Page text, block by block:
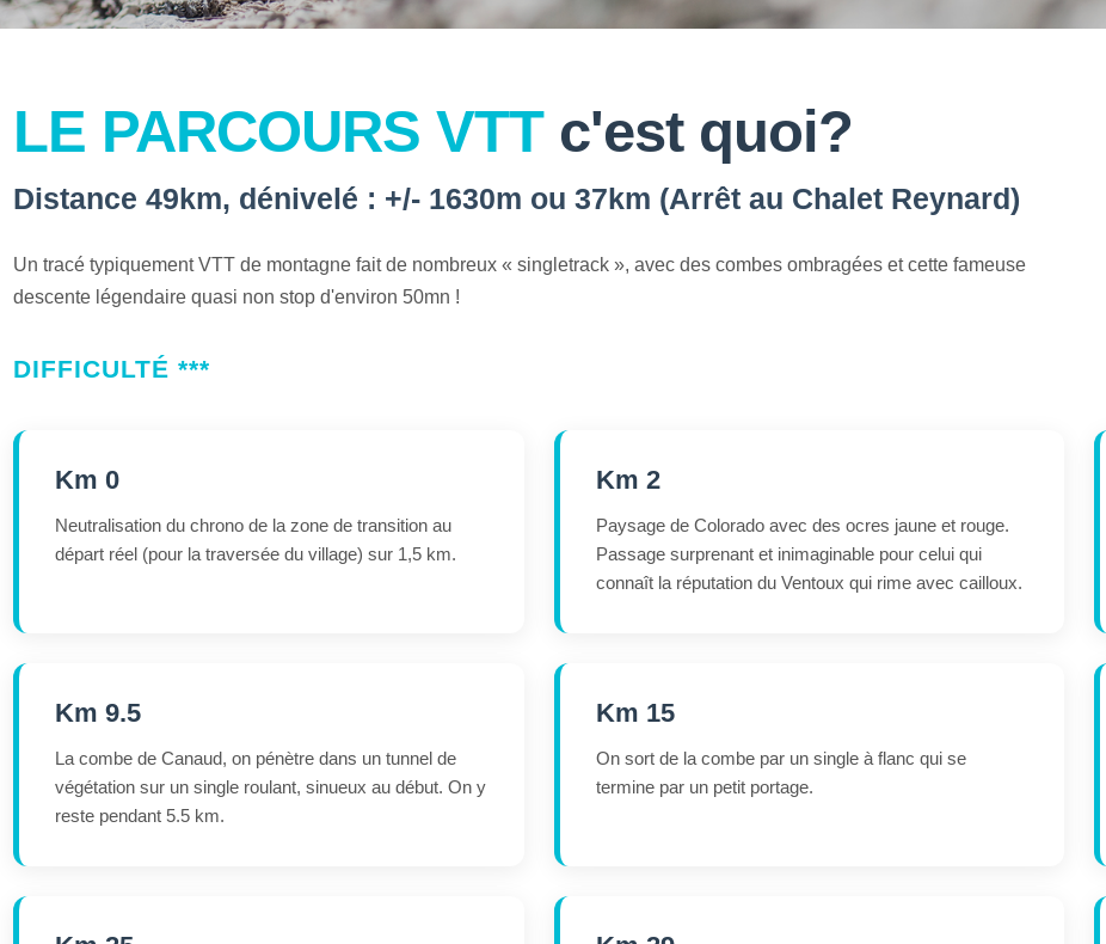
LE PARCOURS VTTc'est quoi?
Distance 49km, dénivelé : +/- 1630m ou 37km (Arrêt au Chalet Reynard)
Un tracé typiquement VTT de montagne fait de nombreux « singletrack », avec des combes ombragées et cette fameuse
descente légendaire quasi non stop d'environ 50mn !
DIFFICULTÉ ***
Km 0
Neutralisation du chrono de la zone de transition au
départ réel (pour la traversée du village) sur 1,5 km.
Km 2
Paysage de Colorado avec des ocres jaune et rouge.
Passage surprenant et inimaginable pour celui qui
connaît la réputation du Ventoux qui rime avec cailloux.
Km 9.5
La combe de Canaud, on pénètre dans un tunnel de
végétation sur un single roulant, sinueux au début. On y
reste pendant 5.5 km.
Km 15
On sort de la combe par un single à flanc qui se
termine par un petit portage.